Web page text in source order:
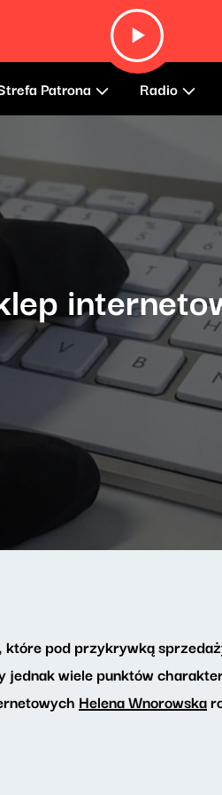
Patrona Radio
pod przykrywką
jednak wiele punktów
Helena Wnorowska